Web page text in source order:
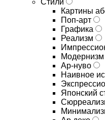
Стили
Картины
Поп-арт
Графика
Реализм
Модернизм
Ар-нуво
Наивное
Японский